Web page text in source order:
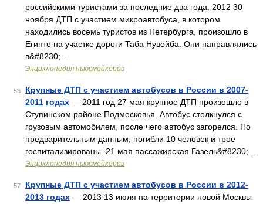
российскими туристами за последние два года. 2012 30
ноября ДТП с участием микроавтобуса, в котором
находились восемь туристов из Петербурга, произошло в
Египте на участке дороги Таба Нувейба. Они направлялись
в&#8230; …
Энциклопедия ньюсмейкеров
56
Крупные ДТП с участием автобусов в России в 2007-
2011 годах — 2011 год 27 мая крупное ДТП произошло в
Ступинском районе Подмосковья. Автобус столкнулся с
грузовым автомобилем, после чего автобус загорелся. По
предварительным данным, погибли 10 человек и трое
госпитализированы. 21 мая пассажирская Газель&#8230; …
Энциклопедия ньюсмейкеров
57
Крупные ДТП с участием автобусов в России в 2012-
2013 годах — 2013 13 июля на территории новой Москвы